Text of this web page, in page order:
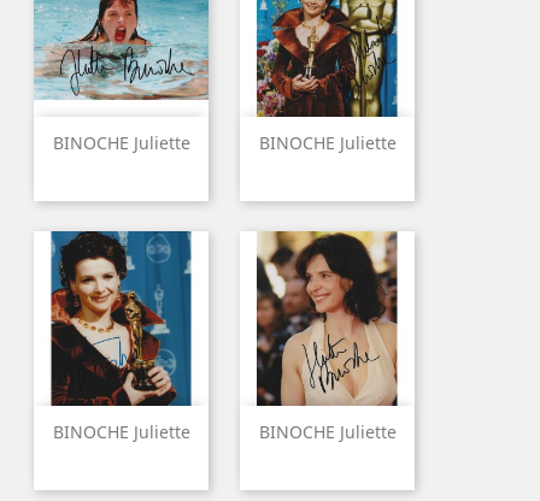
BINOCHE Juliette BINOCHE Juliette
BINOCHE Juliette BINOCHE Juliette